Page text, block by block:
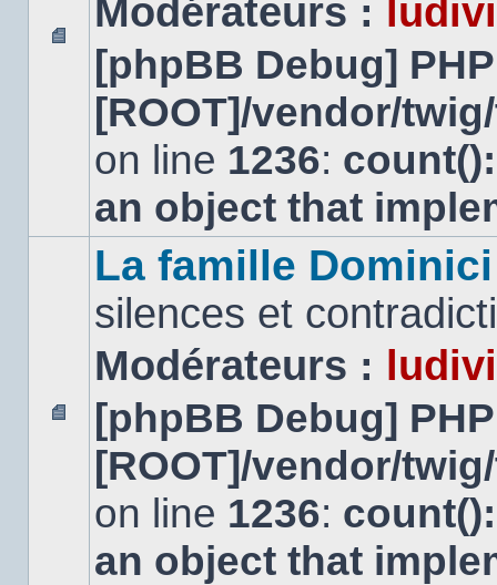
Aucun
message
non
Modérateurs :
[phpBB Debug]
[ROOT]/vendor/
on line 1236:
an object that
Aucun
message
non
La famille Dominici
silences et
Modérateurs :
[phpBB Debug]
[ROOT]/vendor/
on line 1236:
an object that